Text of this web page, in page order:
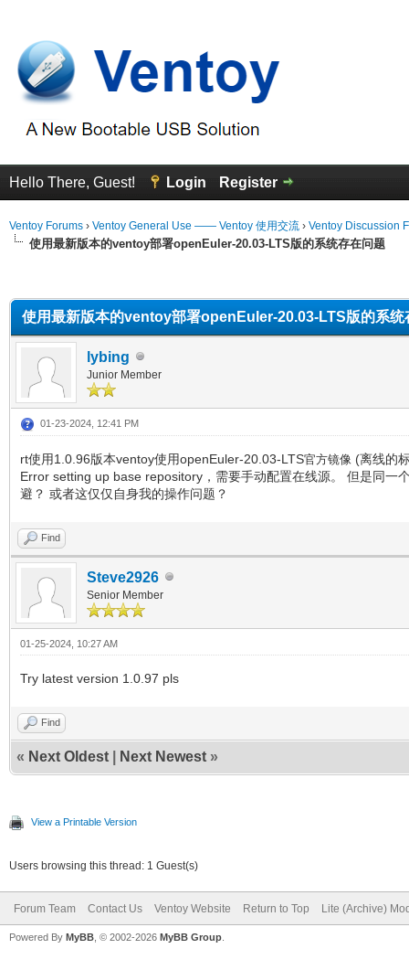
Hello There, Guest! Login Register
Ventoy Forums › Ventoy General Use —— Ventoy 使用交流 › Ventoy Discussion
使用最新版本的ventoy部署openEuler-20.03-LTS版的系统存在问题
使用最新版本的ventoy部署openEuler-20.03-LTS版的系统
lybing
Junior Member
01-23-2024, 12:41 PM
rt使用1.0.96版本ventoy使用openEuler-20.03-LTS官方镜像 (离线的
Error setting up base repository，需要手动配置在线源。 但是同一
避？ 或者这仅仅自身我的操作问题？
Find
Steve2926
Senior Member
01-25-2024, 10:27 AM
Try latest version 1.0.97 pls
Find
« Next Oldest Next Newest »
View a Printable Version
Users browsing this thread: 1 Guest(s)
Forum Team Contact Us Ventoy Website Return to Top Lite (Archive)
Powered By MyBB , © 2002-2026 MyBB Group